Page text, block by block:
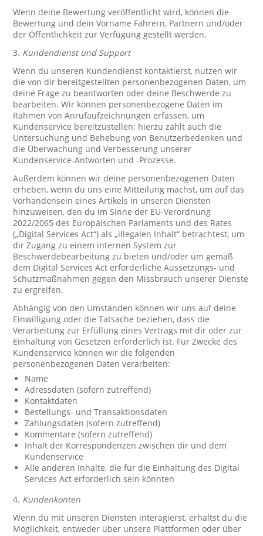
Wenn deine Bewertung veröffentlicht wird, können die
Bewertung und dein Vorname Fahrern, Partnern und/oder
der Öffentlichkeit zur Verfügung gestellt werden.
3. Kundendienst und Support
Wenn du unseren Kundendienst kontaktierst, nutzen wir
die von dir bereitgestellten personenbezogenen Daten, um
deine Frage zu beantworten oder deine Beschwerde zu
bearbeiten. Wir können personenbezogene Daten im
Rahmen von Anrufaufzeichnungen erfassen, um
Kundenservice bereitzustellen; hierzu zählt auch die
Untersuchung und Behebung von Benutzerbedenken und
die Überwachung und Verbesserung unserer
Kundenservice-Antworten und -Prozesse.
Außerdem können wir deine personenbezogenen Daten
erheben, wenn du uns eine Mitteilung machst, um auf das
Vorhandensein eines Artikels in unseren Diensten
hinzuweisen, den du im Sinne der EU-Verordnung
2022/2065 des Europäischen Parlaments und des Rates
(„Digital Services Act“) als „illegalen Inhalt“ betrachtest, um
dir Zugang zu einem internen System zur
Beschwerdebearbeitung zu bieten und/oder um gemäß
dem Digital Services Act erforderliche Aussetzungs- und
Schutzmaßnahmen gegen den Missbrauch unserer Dienste
zu ergreifen.
Abhängig von den Umständen können wir uns auf deine
Einwilligung oder die Tatsache beziehen, dass die
Verarbeitung zur Erfüllung eines Vertrags mit dir oder zur
Einhaltung von Gesetzen erforderlich ist. Für Zwecke des
Kundenservice können wir die folgenden
personenbezogenen Daten verarbeiten:
Name
Adressdaten (sofern zutreffend)
Kontaktdaten
Bestellungs- und Transaktionsdaten
Zahlungsdaten (sofern zutreffend)
Kommentare (sofern zutreffend)
Inhalt der Korrespondenzen zwischen dir und dem
Kundenservice
Alle anderen Inhalte, die für die Einhaltung des Digital
Services Act erforderlich sein könnten
4. Kundenkonten
Wenn du mit unseren Diensten interagierst, erhältst du die
Möglichkeit, entweder über unsere Plattformen oder über